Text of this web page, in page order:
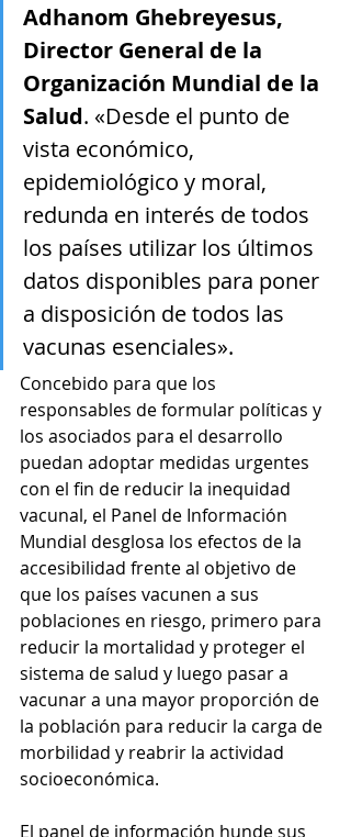
Adhanom Ghebreyesus,
Director General de la
Organización Mundial de la
Salud. «Desde el punto de
vista económico,
epidemiológico y moral,
redunda en interés de todos
los países utilizar los últimos
datos disponibles para poner
a disposición de todos las
vacunas esenciales».
Concebido para que los
responsables de formular políticas y
los asociados para el desarrollo
puedan adoptar medidas urgentes
con el fin de reducir la inequidad
vacunal, el Panel de Información
Mundial desglosa los efectos de la
accesibilidad frente al objetivo de
que los países vacunen a sus
poblaciones en riesgo, primero para
reducir la mortalidad y proteger el
sistema de salud y luego pasar a
vacunar a una mayor proporción de
la población para reducir la carga de
morbilidad y reabrir la actividad
socioeconómica.
El panel de información hunde sus